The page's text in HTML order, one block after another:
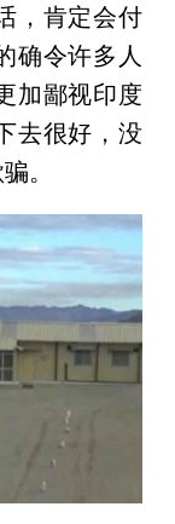
，肯定会付
确令许多人
加鄙视印度
去很好，没
。